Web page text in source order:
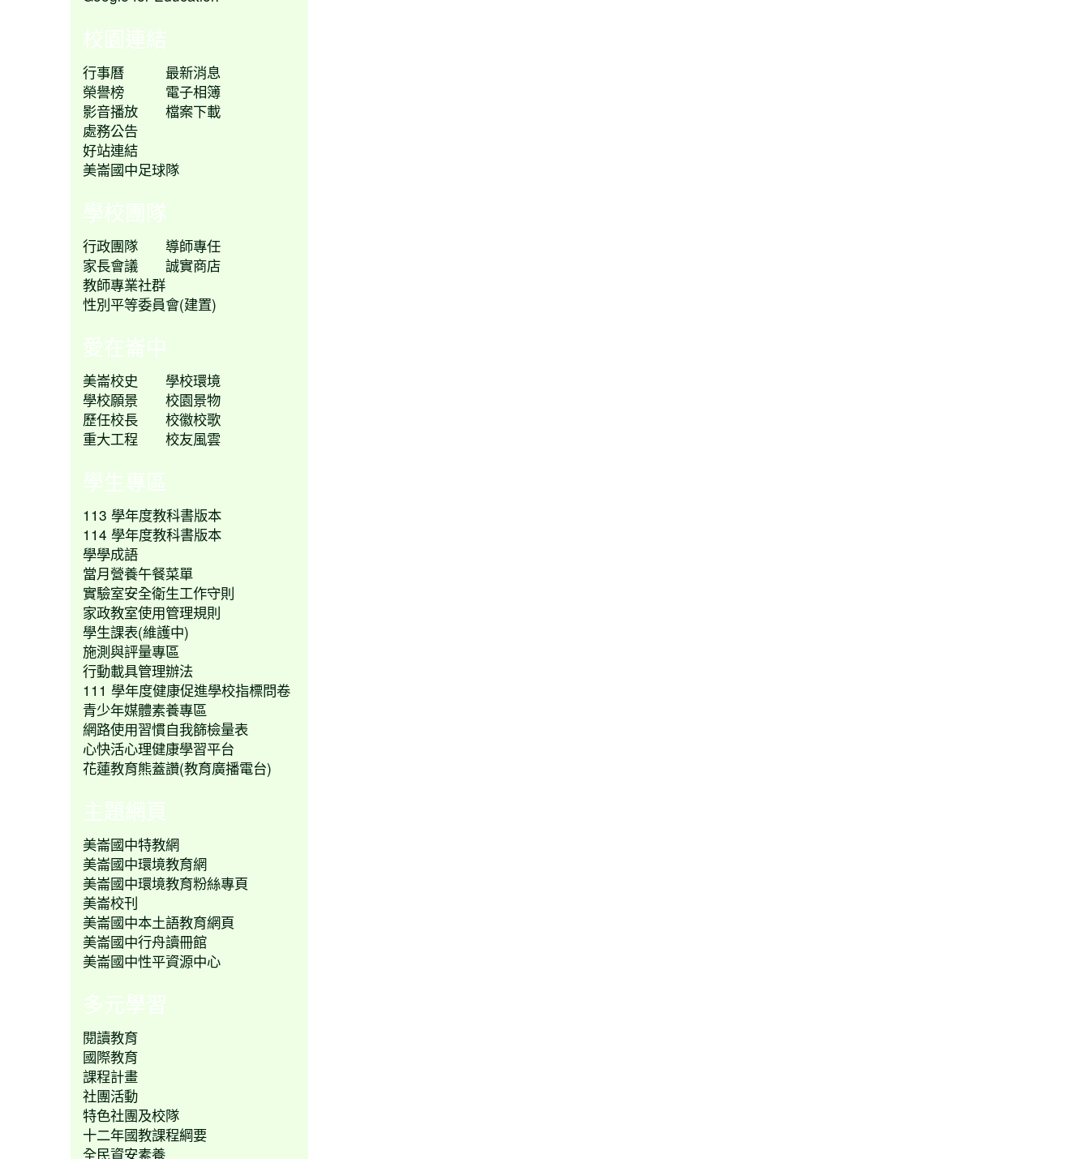
校園連結
行事曆
最新消息
榮譽榜
電子相簿
影音播放
檔案下載
處務公告
好站連結
美崙國中足球隊
學校團隊
行政團隊
導師專任
家長會議
誠實商店
教師專業社群
性別平等委員會(建置)
愛在崙中
美崙校史
學校環境
學校願景
校園景物
歷任校長
校徽校歌
重大工程
校友風雲
學生專區
113 學年度教科書版本
114 學年度教科書版本
學學成語
當月營養午餐菜單
實驗室安全衛生工作守則
家政教室使用管理規則
學生課表(維護中)
施測與評量專區
行動載具管理辦法
111 學年度健康促進學校指標問卷
青少年媒體素養專區
網路使用習慣自我篩檢量表
心快活心理健康學習平台
花蓮教育熊蓋讚(教育廣播電台)
主題網頁
美崙國中特教網
美崙國中環境教育網
美崙國中環境教育粉絲專頁
美崙校刊
美崙國中本土語教育網頁
美崙國中行舟讀冊館
美崙國中性平資源中心
多元學習
閱讀教育
國際教育
課程計畫
社團活動
特色社團及校隊
十二年國教課程綱要
全民資安素養